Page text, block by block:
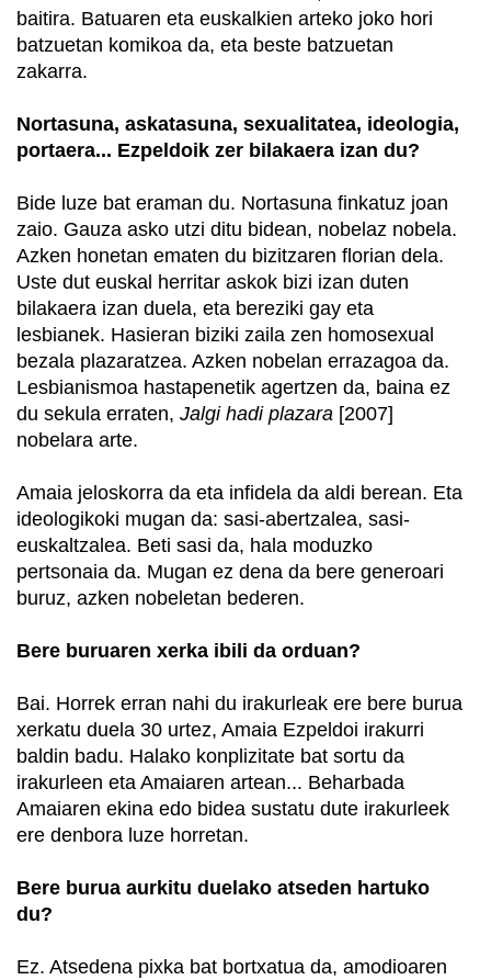
baitira. Batuaren eta euskalkien arteko joko hori
batzuetan komikoa da, eta beste batzuetan
zakarra.
Nortasuna, askatasuna, sexualitatea, ideologia,
portaera... Ezpeldoik zer bilakaera izan du?
Bide luze bat eraman du. Nortasuna finkatuz joan
zaio. Gauza asko utzi ditu bidean, nobelaz nobela.
Azken honetan ematen du bizitzaren florian dela.
Uste dut euskal herritar askok bizi izan duten
bilakaera izan duela, eta bereziki gay eta
lesbianek. Hasieran biziki zaila zen homosexual
bezala plazaratzea. Azken nobelan errazagoa da.
Lesbianismoa hastapenetik agertzen da, baina ez
du sekula erraten, Jalgi hadi plazara [2007]
nobelara arte.
Amaia jeloskorra da eta infidela da aldi berean. Eta
ideologikoki mugan da: sasi-abertzalea, sasi-
euskaltzalea. Beti sasi da, hala moduzko
pertsonaia da. Mugan ez dena da bere generoari
buruz, azken nobeletan bederen.
Bere buruaren xerka ibili da orduan?
Bai. Horrek erran nahi du irakurleak ere bere burua
xerkatu duela 30 urtez, Amaia Ezpeldoi irakurri
baldin badu. Halako konplizitate bat sortu da
irakurleen eta Amaiaren artean... Beharbada
Amaiaren ekina edo bidea sustatu dute irakurleek
ere denbora luze horretan.
Bere burua aurkitu duelako atseden hartuko
du?
Ez. Atsedena pixka bat bortxatua da, amodioaren